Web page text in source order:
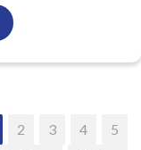
2 3 4
5